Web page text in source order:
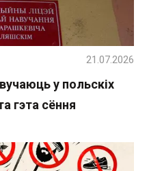
у польскіх
гэта сёння
21.07.2026